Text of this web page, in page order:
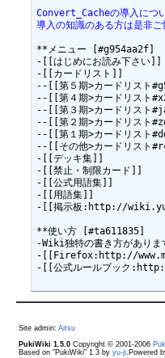
Convert_Cacheの導入
導入の知識のある方は是非
**メニュー [#g954aa2f]
-[[はじめにお読み下さい]]
-[[カードリスト]]
--[[第５期>カードリスト
--[[第４期>カードリスト
--[[第３期>カードリスト
--[[第２期>カードリスト
--[[第１期>カードリスト
--[[その他>カードリスト
-[[デッキ集]]
-[[禁止・制限カード]]
-[[公式用語集]]
-[[用語集]]
-[[掲示板:http://
**使い方 [#ta611835]
-Wiki独特の書き方があり
-[[Firefox:http://
-[[公式ルールブック
Site admin: Aitsu
PukiWiki 1.5.0Copyright © 2001-2006
Based on "PukiWiki" 1.3 by yu-ji.Powered